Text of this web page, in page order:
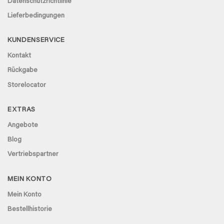
Lieferbedingungen
KUNDENSERVICE
Kontakt
Rückgabe
Storelocator
EXTRAS
Angebote
Blog
Vertriebspartner
MEIN KONTO
Mein Konto
Bestellhistorie